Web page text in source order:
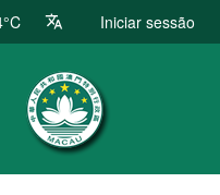
Iniciar sessão